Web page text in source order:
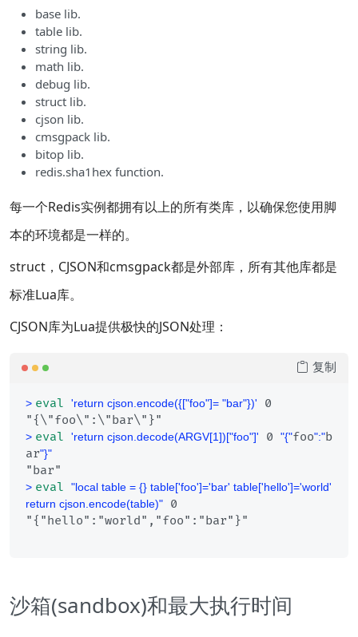
base lib.
table lib.
string lib.
math lib.
debug lib.
struct lib.
cjson lib.
cmsgpack lib.
bitop lib.
redis.sha1hex function.
每一个Redis实例都拥有以上的所有类库，以确保您使用脚
本的环境都是一样的。
struct，CJSON和cmsgpack都是外部库，所有其他库都是
标准Lua库。
CJSON库为Lua提供极快的JSON处理：
> eval 'return cjson.encode({["foo"]= "bar"})'
0
> eval 'return cjson.decode(ARGV[1])["foo"]' 0 "{"foo":"b
ar"}"
> eval
"local table = {} table['foo']='bar' table['hello']='world'
return cjson.encode(table)" 0
复制
沙箱(sandbox)和最大执行时间